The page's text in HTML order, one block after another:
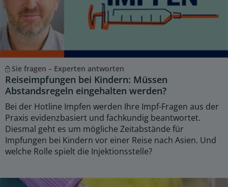
Sie fragen – Experten antworten
Reiseimpfungen bei Kindern: Müssen
Abstandsregeln eingehalten werden?
Bei der Hotline Impfen werden Ihre Impf-Fragen aus der
Praxis evidenzbasiert und fachkundig beantwortet.
Diesmal geht es um mögliche Zeitabstände für
Impfungen bei Kindern vor einer Reise nach Asien. Und
welche Rolle spielt die Injektionsstelle?